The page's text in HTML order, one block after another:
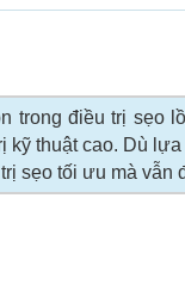
trong điều trị sẹo
thuật cao. Dù
sẹo tối ưu mà vẫn